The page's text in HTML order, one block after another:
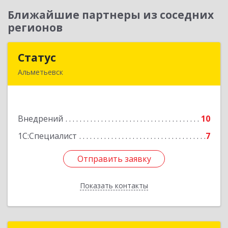
Ближайшие партнеры из соседних
регионов
Статус
Альметьевск
Внедрений
10
1С:Специалист
7
Отправить заявку
Показать контакты
Подробнее
Отправить заявку
Назад